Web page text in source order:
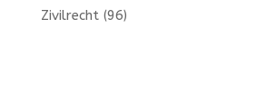
Zivilrecht(96)